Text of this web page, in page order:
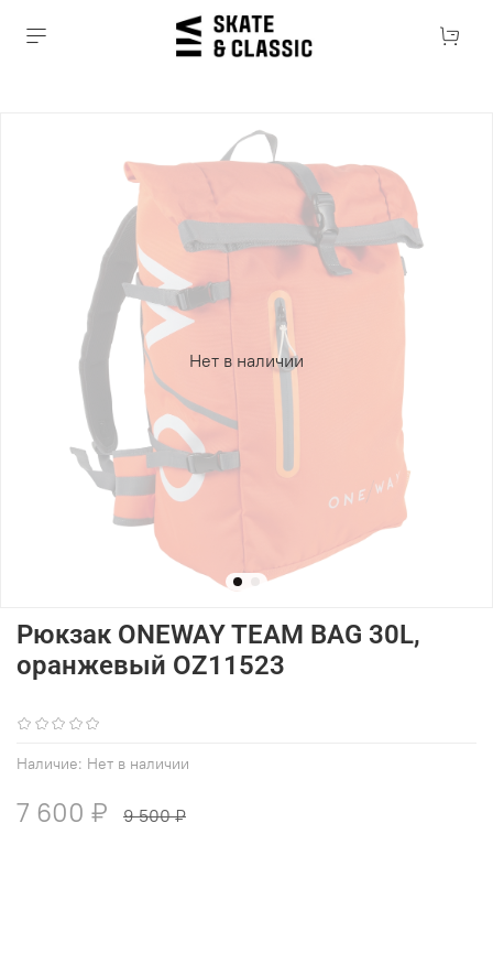
Нет в наличии
Наличие: Нет в наличии
Рюкзак ONEWAY TEAM BAG 30L,
оранжевый OZ11523
7 600 ₽ 9 500 ₽